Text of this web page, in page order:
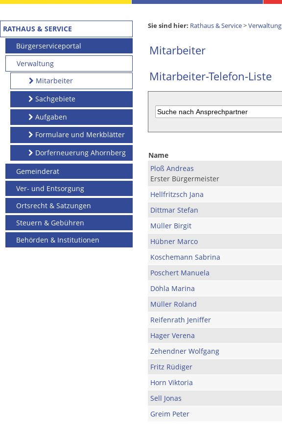
RATHAUS & SERVICE
Bürgerserviceportal
Verwaltung
Mitarbeiter
Sachgebiete
Aufgaben
Formulare und Merkblätter
Dorferneuerung Ahornberg
Gemeinderat
Ver- und Entsorgung
Ortsrecht & Satzungen
Steuern & Gebühren
Behörden & Institutionen
Sie sind hier: Rathaus & Service>Verwaltung
Mitarbeiter
Mitarbeiter-Telefon-Liste
Name
Ploß Andreas
Erster Bürgermeister
Hellfritzsch Jana
Dittmar Stefan
Müller Birgit
Hübner Marco
Koschemann Sabrina
Poschert Manuela
Döhla Marina
Müller Roland
Reifenrath Jeniffer
Hager Verena
Zehendner Wolfgang
Fritz Rüdiger
Horn Viktoria
Sell Jonas
Greim Peter